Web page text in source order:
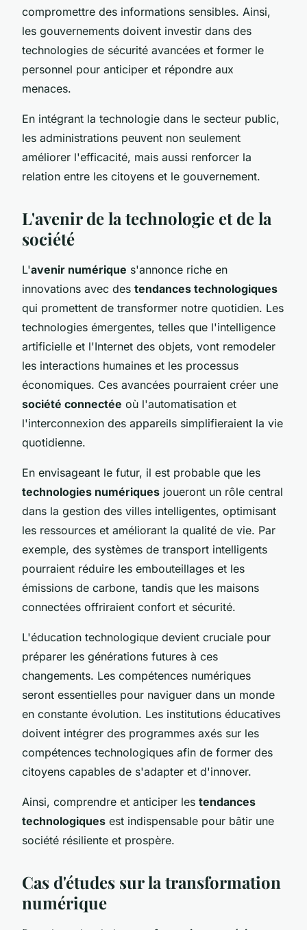
compromettre des informations sensibles. Ainsi,
les gouvernements doivent investir dans des
technologies de sécurité avancées et former le
personnel pour anticiper et répondre aux
menaces.
En intégrant la technologie dans le secteur public,
les administrations peuvent non seulement
améliorer l'efficacité, mais aussi renforcer la
relation entre les citoyens et le gouvernement.
L'avenir de la technologie et de la
société
L'avenir numérique s'annonce riche en
innovations avec des tendances technologiques
qui promettent de transformer notre quotidien. Les
technologies émergentes, telles que l'intelligence
artificielle et l'Internet des objets, vont remodeler
les interactions humaines et les processus
économiques. Ces avancées pourraient créer une
société connectée où l'automatisation et
l'interconnexion des appareils simplifieraient la vie
quotidienne.
En envisageant le futur, il est probable que les
technologies numériques joueront un rôle central
dans la gestion des villes intelligentes, optimisant
les ressources et améliorant la qualité de vie. Par
exemple, des systèmes de transport intelligents
pourraient réduire les embouteillages et les
émissions de carbone, tandis que les maisons
connectées offriraient confort et sécurité.
L'éducation technologique devient cruciale pour
préparer les générations futures à ces
changements. Les compétences numériques
seront essentielles pour naviguer dans un monde
en constante évolution. Les institutions éducatives
doivent intégrer des programmes axés sur les
compétences technologiques afin de former des
citoyens capables de s'adapter et d'innover.
Ainsi, comprendre et anticiper les tendances
technologiques est indispensable pour bâtir une
société résiliente et prospère.
Cas d'études sur la transformation
numérique